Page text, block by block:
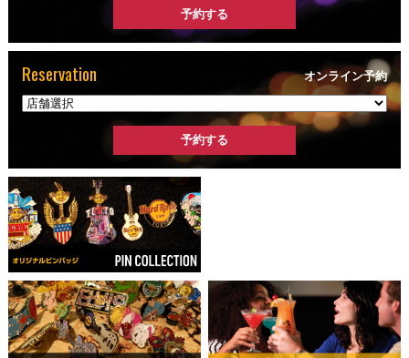
Reservation オンライン予約